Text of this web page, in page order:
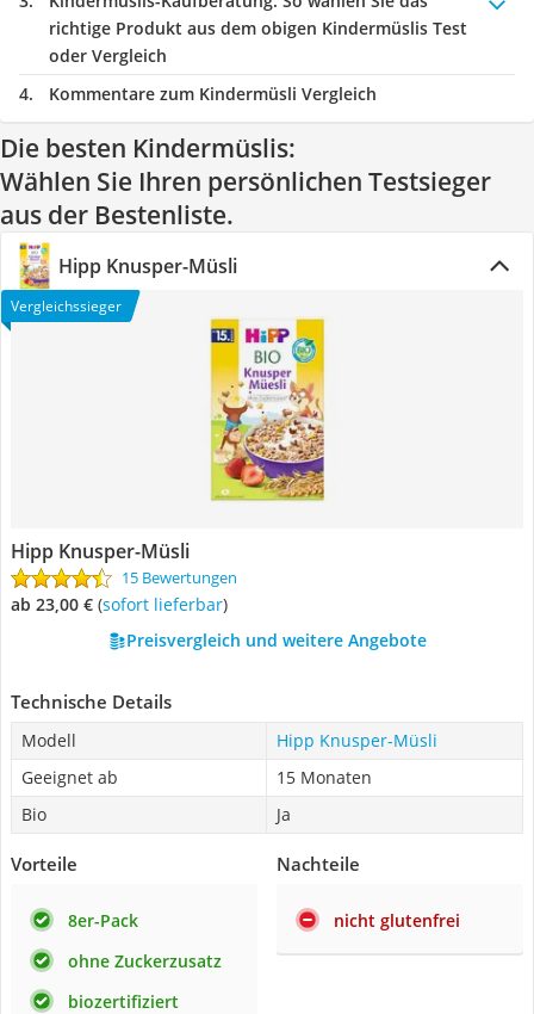
richtige Produkt aus dem obigen Kindermüslis Test
oder Vergleich
Kommentare zum Kindermüsli Vergleich
Die besten Kindermüslis:
Wählen Sie Ihren persönlichen Testsieger
aus der Bestenliste.
Hipp Knusper-Müsli
Vergleichssieger
Hipp Knusper-Müsli
15 Bewertungen
ab 23,00 € ( Sofort lieferbar)
Preisvergleich und weitere Angebote
Technische Details
Modell
Hipp Knusper-Müsli
Geeignet ab
15 Monaten
Bio
Ja
Vorteile
8er-Pack
ohne Zuckerzusatz
biozertifiziert
Nachteile
nicht glutenfrei